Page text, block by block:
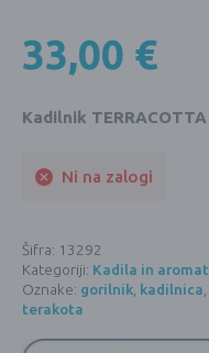
33,00 €
Kadilnik
Ni na zalogi
Šifra: 13292
Kategoriji: Kadila in
Oznake: gorilnik, kadilnica,
terakota